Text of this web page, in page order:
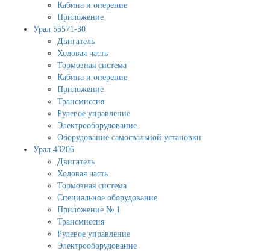
Кабина и оперение
Приложение
Урал 55571-30
Двигатель
Ходовая часть
Тормозная система
Кабина и оперение
Приложение
Трансмиссия
Рулевое управление
Электрооборудование
Оборудование самосвальной установки
Урал 43206
Двигатель
Ходовая часть
Тормозная система
Специальное оборудование
Приложение № 1
Трансмиссия
Рулевое управление
Электрооборудование